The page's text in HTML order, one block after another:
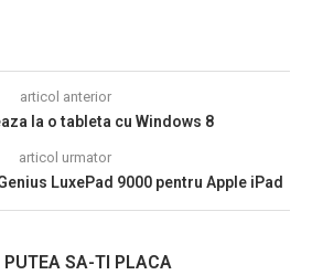
articol anterior
la o tableta cu Windows 8
articol urmator
LuxePad 9000 pentru Apple iPad
PUTEA SA-TI PLACA